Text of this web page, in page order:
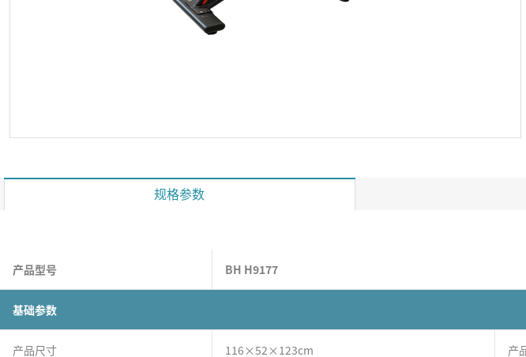
规格参数
产品型号 BH H9177
基础参数
产品尺寸 116×52×123cm 产